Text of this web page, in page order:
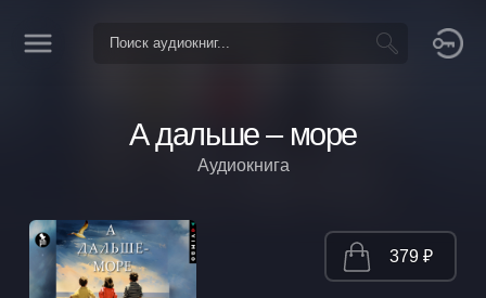
А дальше – море
Аудиокнига
379 ₽